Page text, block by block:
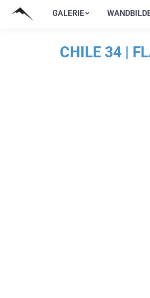
GALERIE
CHILE 34 |
GALERIE